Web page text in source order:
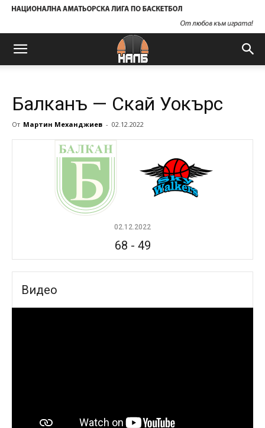
Балканъ — Скай Уокърс
От Мартин Механджиев - 02.12.2022
02.12.2022
68 - 49
Видео